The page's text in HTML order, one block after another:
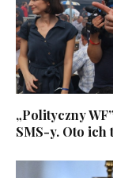
„Polityczny
SMS-y. Oto ich